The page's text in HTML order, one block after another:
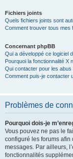
Fichiers joints
Quels fichiers joints sont
Comment trouver tous mes
Concernant phpBB
Qui a développé ce logiciel
Pourquoi la fonctionnalité X
Qui contacter pour les
Comment puis-je contacter
Problèmes de
Pourquoi dois-je
Vous pouvez ne pas le
configuré les forums afin
messages. Par ailleurs,
fonctionnalités